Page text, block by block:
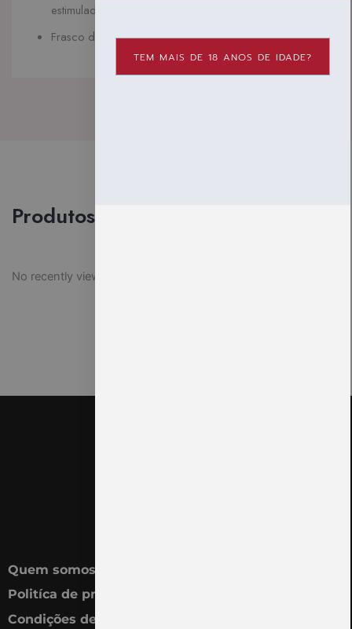
estimulada.
Frasco de 30 ml.
Produtos vistos recentemente
No recently viewed products to display
Quem somos
Politíca de privacidade
Condições de venda
TEM MAIS DE 18 ANOS DE IDADE?